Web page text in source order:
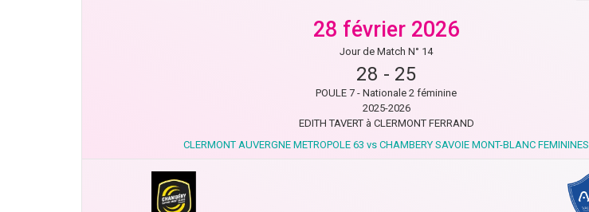
28 février 2026
Jour de Match N° 14
28 - 25
POULE 7 - Nationale 2 féminine
2025-2026
EDITH TAVERT à CLERMONT FERRAND
CLERMONT AUVERGNE METROPOLE 63 vs CHAMBERY SAVOIE MONT-BLANC FEMININES